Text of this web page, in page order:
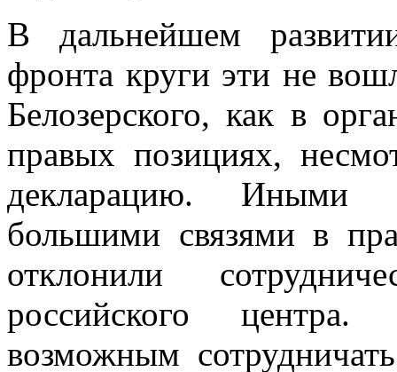
В дальнейшем
фронта круги эти не
Белозерского, как в
правых позициях,
декла­рацию. Иными
большими связями в
отклонили
российского
возможным